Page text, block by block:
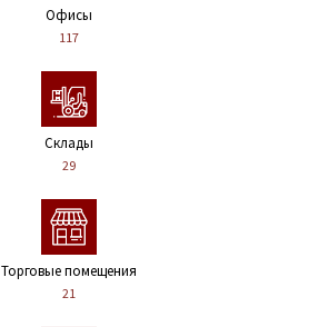
Офисы
117
Склады
29
Торговые помещения
21